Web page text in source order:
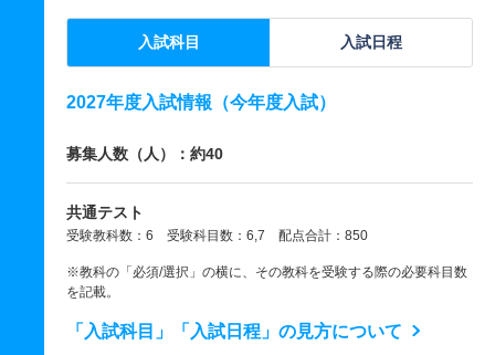
入試科目 入試日程
2027年度入試情報（今年度入試）
募集人数（人）：約40
共通テスト
受験教科数：6 受験科目数：6,7 配点合計：850
※教科の「必須/選択」の横に、その教科を受験する際の必要科目数
を記載。
「入試科目」「入試日程」の見方について